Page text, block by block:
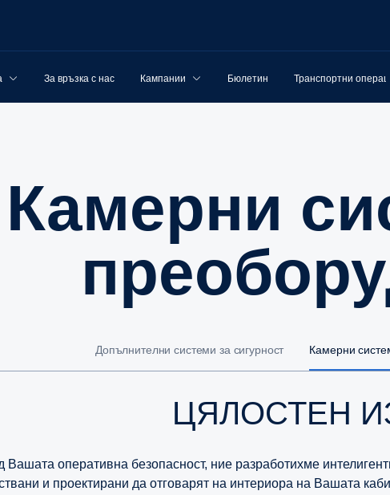
За връзка с нас Кампании Бюлетин Транспортни
Камерни системи за
Допълнителни системи за сигурност Камерни
ЦЯЛОСТЕН
оперативна безопасност, ние разработихме
и проектирани да отговарят на интериора на Вашата